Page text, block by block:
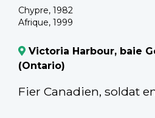
Chypre, 1982
Afrique, 1999
Victoria Harbour, baie
(Ontario)
Fier Canadien, soldat